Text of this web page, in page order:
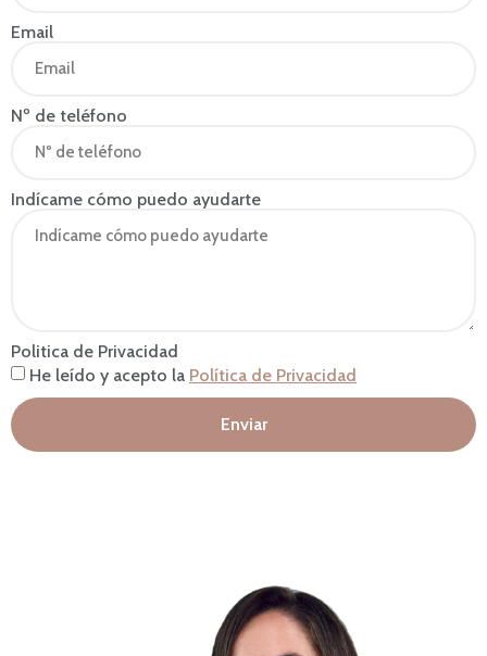
Email
Nº de teléfono
Indícame cómo puedo ayudarte
Politica de Privacidad
He leído y acepto la Política de Privacidad
Enviar